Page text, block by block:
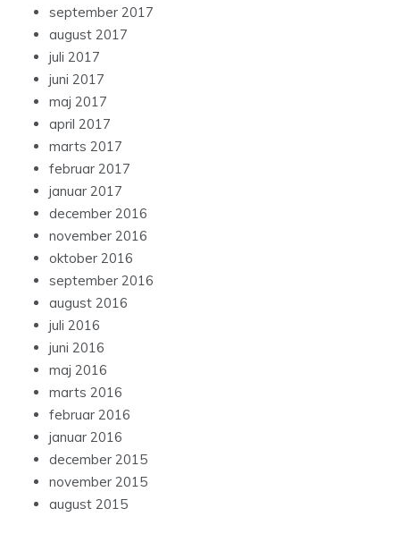
september 2017
august 2017
juli 2017
juni 2017
maj 2017
april 2017
marts 2017
februar 2017
januar 2017
december 2016
november 2016
oktober 2016
september 2016
august 2016
juli 2016
juni 2016
maj 2016
marts 2016
februar 2016
januar 2016
december 2015
november 2015
august 2015